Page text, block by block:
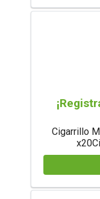
Cigarrillo